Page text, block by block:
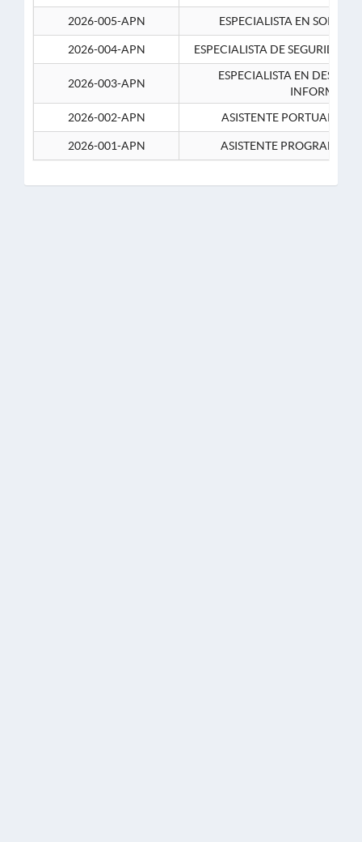
2026-005-APN ESPECIALISTA EN
2026-004-APN ESPECIALISTA DE SEGURIDAD
2026-003-APN
ESPECIALISTA EN
2026-002-APN
ASISTENTE PORTUARIO 2-
2026-001-APN ASISTENTE